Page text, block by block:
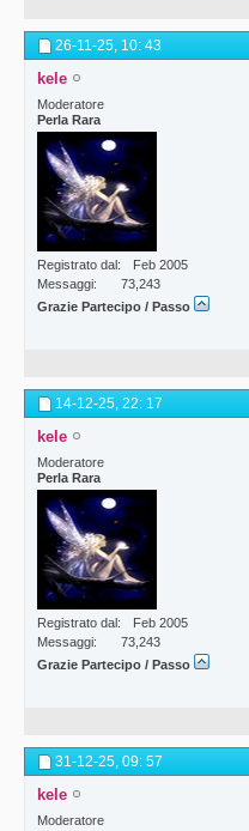
26-11-25, 10: 43
kele
Moderatore
Perla Rara
Registrato dal
Feb 2005
Messaggi
73,243
Grazie Partecipo / Passo
14-12-25, 22: 17
kele
Moderatore
Perla Rara
Registrato dal
Feb 2005
Messaggi
73,243
Grazie Partecipo / Passo
31-12-25, 09: 57
kele
Moderatore